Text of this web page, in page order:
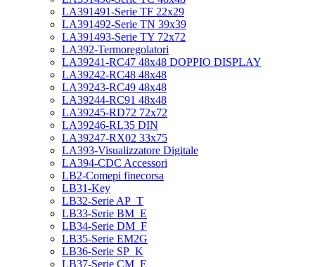
LA391491-Serie TF 22x29
LA391492-Serie TN 39x39
LA391493-Serie TY 72x72
LA392-Termoregolatori
LA39241-RC47 48x48 DOPPIO DISPLAY
LA39242-RC48 48x48
LA39243-RC49 48x48
LA39244-RC91 48x48
LA39245-RD72 72x72
LA39246-RL35 DIN
LA39247-RX02 33x75
LA393-Visualizzatore Digitale
LA394-CDC Accessori
LB2-Comepi finecorsa
LB31-Key
LB32-Serie AP_T
LB33-Serie BM_E
LB34-Serie DM_F
LB35-Serie EM2G
LB36-Serie SP_K
LB37-Serie CM_E